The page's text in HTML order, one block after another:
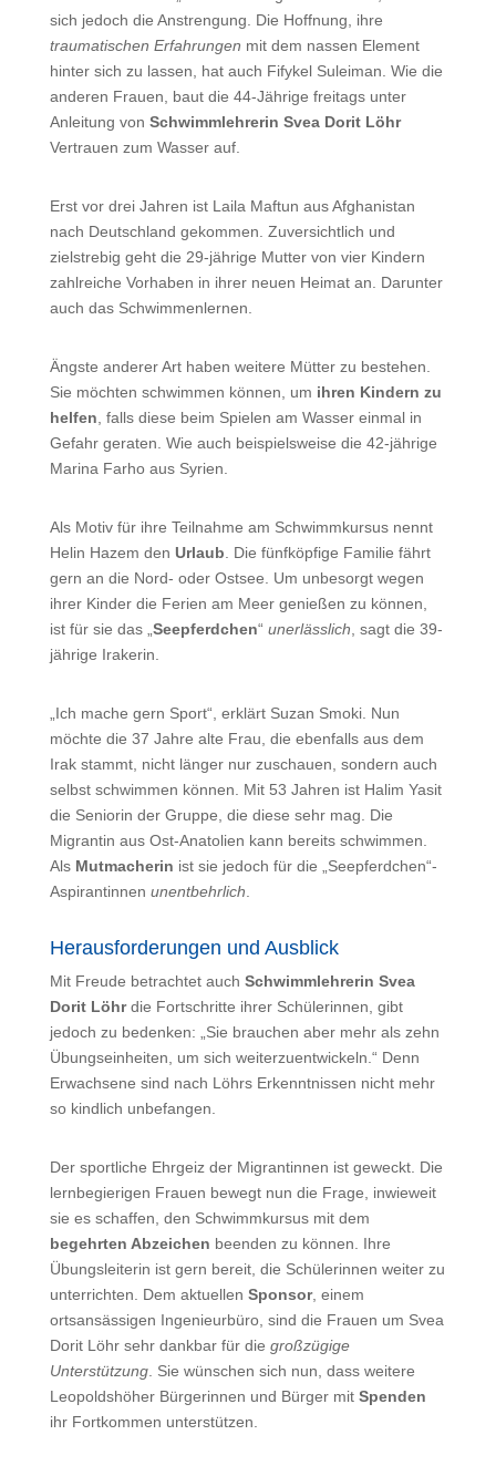
sich jedoch die Anstrengung. Die Hoffnung, ihre
traumatischen Erfahrungen mit dem nassen Element
hinter sich zu lassen, hat auch Fifykel Suleiman. Wie die
anderen Frauen, baut die 44-Jährige freitags unter
Anleitung von Schwimmlehrerin Svea Dorit Löhr
Vertrauen zum Wasser auf.
Erst vor drei Jahren ist Laila Maftun aus Afghanistan
nach Deutschland gekommen. Zuversichtlich und
zielstrebig geht die 29-jährige Mutter von vier Kindern
zahlreiche Vorhaben in ihrer neuen Heimat an. Darunter
auch das Schwimmenlernen.
Ängste anderer Art haben weitere Mütter zu bestehen.
Sie möchten schwimmen können, um ihren Kindern zu
helfen, falls diese beim Spielen am Wasser einmal in
Gefahr geraten. Wie auch beispielsweise die 42-jährige
Marina Farho aus Syrien.
Als Motiv für ihre Teilnahme am Schwimmkursus nennt
Helin Hazem den Urlaub. Die fünfköpfige Familie fährt
gern an die Nord- oder Ostsee. Um unbesorgt wegen
ihrer Kinder die Ferien am Meer genießen zu können,
ist für sie das „Seepferdchen“ unerlässlich, sagt die 39-
jährige Irakerin.
„Ich mache gern Sport“, erklärt Suzan Smoki. Nun
möchte die 37 Jahre alte Frau, die ebenfalls aus dem
Irak stammt, nicht länger nur zuschauen, sondern auch
selbst schwimmen können. Mit 53 Jahren ist Halim Yasit
die Seniorin der Gruppe, die diese sehr mag. Die
Migrantin aus Ost-Anatolien kann bereits schwimmen.
Als Mutmacherin ist sie jedoch für die „Seepferdchen“-
Aspirantinnen unentbehrlich.
Herausforderungen und Ausblick
Mit Freude betrachtet auch Schwimmlehrerin Svea
Dorit Löhrdie Fortschritte ihrer Schülerinnen, gibt
jedoch zu bedenken: „Sie brauchen aber mehr als zehn
Übungseinheiten, um sich weiterzuentwickeln.“ Denn
Erwachsene sind nach Löhrs Erkenntnissen nicht mehr
so kindlich unbefangen.
Der sportliche Ehrgeiz der Migrantinnen ist geweckt. Die
lernbegierigen Frauen bewegt nun die Frage, inwieweit
sie es schaffen, den Schwimmkursus mit dem
begehrten Abzeichen beenden zu können. Ihre
Übungsleiterin ist gern bereit, die Schülerinnen weiter zu
unterrichten. Dem aktuellen Sponsor, einem
ortsansässigen Ingenieurbüro, sind die Frauen um Svea
Dorit Löhr sehr dankbar für die großzügige
Unterstützung. Sie wünschen sich nun, dass weitere
Leopoldshöher Bürgerinnen und Bürger mit Spenden
ihr Fortkommen unterstützen.